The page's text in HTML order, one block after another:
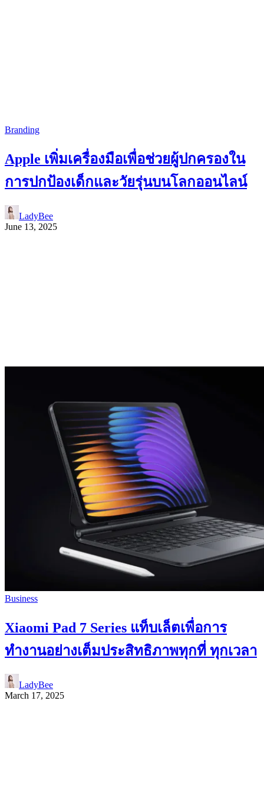
Branding
Apple เพิ่มเครื่องมือเพื่อช่วยผู้ปกครองใน
การปกป้องเด็กและวัยรุ่นบนโลกออนไลน์
LadyBee
June 13, 2025
Business
Xiaomi Pad 7 Series แท็บเล็ตเพื่อการ
ทำงานอย่างเต็มประสิทธิภาพทุกที่ ทุกเวลา
LadyBee
March 17, 2025